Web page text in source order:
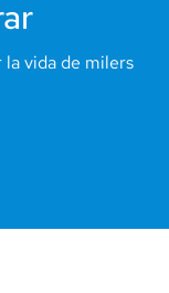
la vida de milers